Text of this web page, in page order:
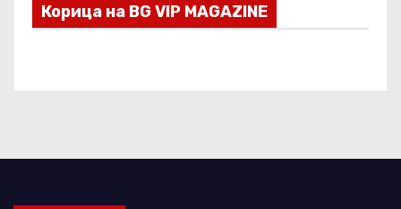
Корица на BG VIP MAGAZINE